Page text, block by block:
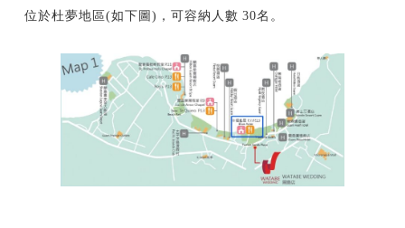
位於杜夢地區(如下圖)，可容納人數 30名。